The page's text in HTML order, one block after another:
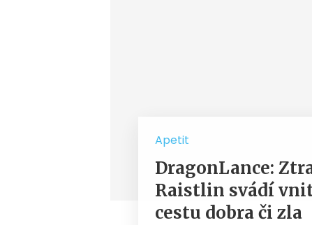
Apetit
DragonLance:
Raistlin svádí
cestu dobra či zla